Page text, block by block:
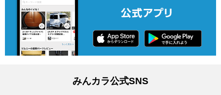
みんカラ公式SNS